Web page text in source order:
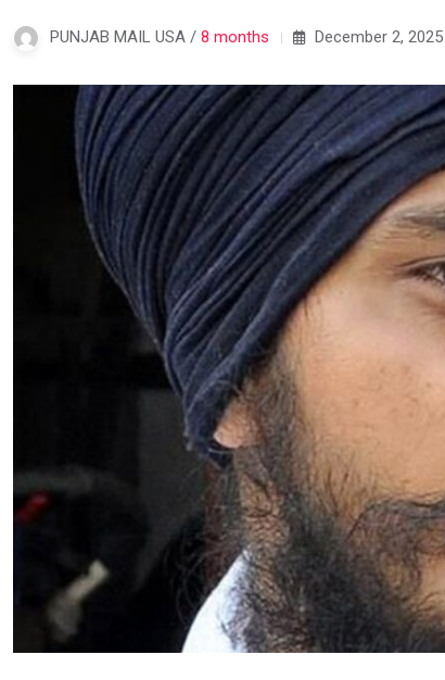
PUNJAB MAIL USA / 8 months December 2, 2025